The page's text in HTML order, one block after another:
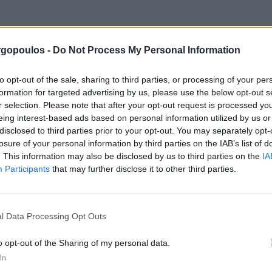
- Do Not Process My Personal Information
opt-out of the sale, sharing to third parties, or processing of your
for targeted advertising by us, please use the below opt-out
selection. Please note that after your opt-out request is processed
interest-based ads based on personal information utilized by us
to third parties prior to your opt-out. You may separately
of your personal information by third parties on the IAB’s list of
This information may also be disclosed by us to third parties on the
Participants that may further disclose it to other third parties.
Data Processing Opt Outs
opt-out of the Sharing of my personal data.
Ευρω
και ενεργεί ως υποκατάστατο για οποιοδήποτε άλλο
μεγάλα χρηματικά ποσά, θα πρέπει να ανταλλάξετε
στοιχήματα ισχύουν για 7 ημέρες σε αθλητικό στοίχημα
εξυπηρέτηση πελατών, όπως εξηγήσαμε παραπάνω.
Ελλαδα Δωρεαν
τρομακτική Ρουλέτα. Προσέξτε για τα καζίνο που
και να στοιχηματίσουν σε διάφορα τραπέζια